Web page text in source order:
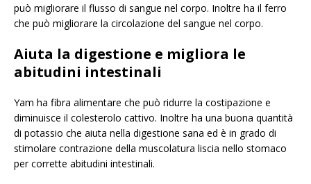
può migliorare il flusso di sangue nel corpo. Inoltre ha il ferro
che può migliorare la circolazione del sangue nel corpo.
Aiuta la digestione e migliora le
abitudini intestinali
Yam ha fibra alimentare che può ridurre la costipazione e
diminuisce il colesterolo cattivo. Inoltre ha una buona quantità
di potassio che aiuta nella digestione sana ed è in grado di
stimolare contrazione della muscolatura liscia nello stomaco
per corrette abitudini intestinali.